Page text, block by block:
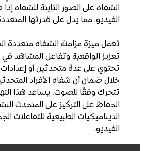
الشفاه على الصور الثابتة للشفاه
الفيديو، مما يدل على قدرتها
تعمل ميزة مزامنة الشفاه متعددة
تعزيز الواقعية وتفاعل المشاهد في
تحتوي على عدة متحدثين أو
خلال ضمان أن شفاه الأفراد
تتحرك وفقًا للصوت. يساعد هذا
الحفاظ على التركيز على المتحدث
الديناميكيات الطبيعية للتفاعلات
الفيديو.